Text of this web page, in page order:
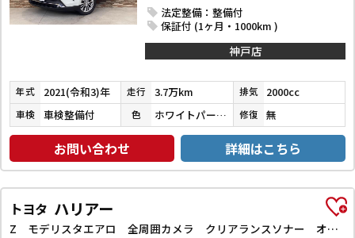
法定整備：整備付
保証付 (1ヶ月・1000km )
神戸店
年式 2021(令和3)年 走行 3.7万km 排気 2000cc
車検 車検整備付 色 ホワイトパールクリスタルシャイン 修復 無
お問い合わせ 詳細はこちら
トヨタ ハリアー
Z モデリスタエアロ 全周囲カメラ クリアランスソナー オートクルーズコントロール レーンアシスト パワーシート 衝突被害軽減システム ナビ TV オートマチックハイビーム オートライト LEDヘッドラン